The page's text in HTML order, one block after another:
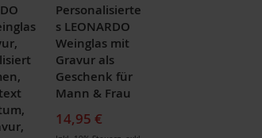
Personalisierte
s LEONARDO
Weinglas mit
Gravur als
Geschenk für
Mann & Frau
14,95 €